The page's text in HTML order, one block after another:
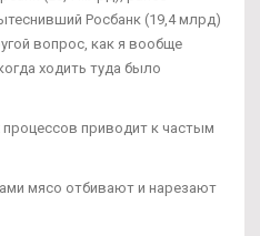
Росбанк (19,4 млрд)
вопрос, как я вообще
ходить туда было
приводит к частым
мясо отбивают и нарезают